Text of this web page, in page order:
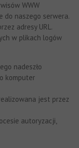
WWW
do naszego serwera.
adresy URL.
w plikach logów
nadeszło
komputer
jest przez
autoryzacji,